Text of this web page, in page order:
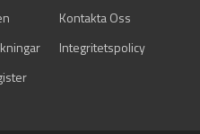
Kontakta Oss
Integritetspolicy